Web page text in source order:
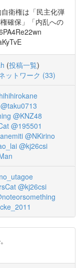
衛権は「民主化弾
確保」「内乱への
(投稿一覧)
ットワーク (33)
@taku0713
@KNZ48
@195501
@NKirino
@kj26csi
@kj26csi